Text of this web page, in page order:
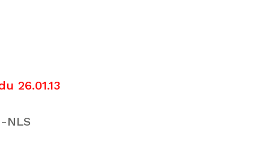
26.01.13
NLS